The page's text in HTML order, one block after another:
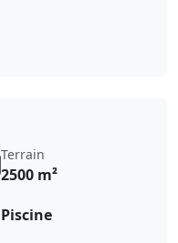
Terrain
2500 m²
Piscine